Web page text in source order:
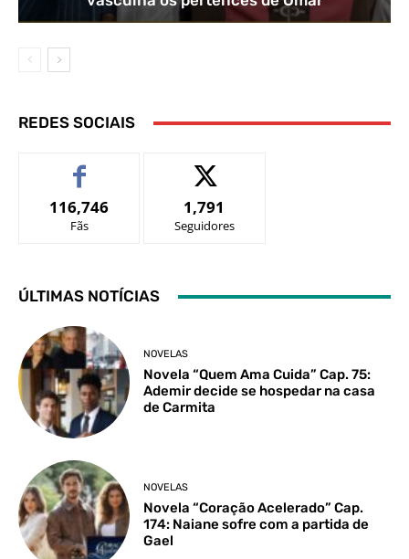
REDES SOCIAIS
116,746
Fãs
1,791
Seguidores
ÚLTIMAS NOTÍCIAS
NOVELAS
Novela “Quem Ama Cuida” Cap. 75:
Ademir decide se hospedar na casa
de Carmita
NOVELAS
Novela “Coração Acelerado” Cap.
174: Naiane sofre com a partida de
Gael